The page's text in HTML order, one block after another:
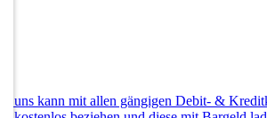
uns kann mit allen gängigen Debit- &